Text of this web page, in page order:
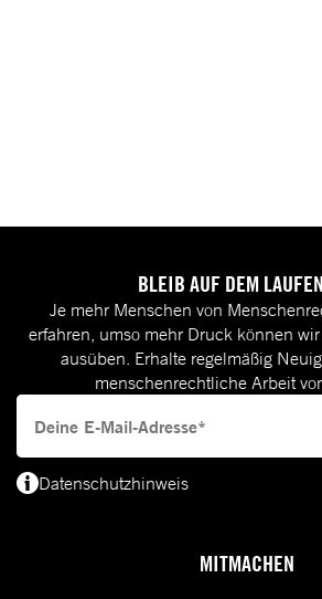
MITMACHEN
BLEIB AUF DEM
Je mehr Menschen von
erfahren, umso mehr Druck können
ausüben. Erhalte regelmäßig
menschenrechtliche Arbeit
Datenschutzhinweis